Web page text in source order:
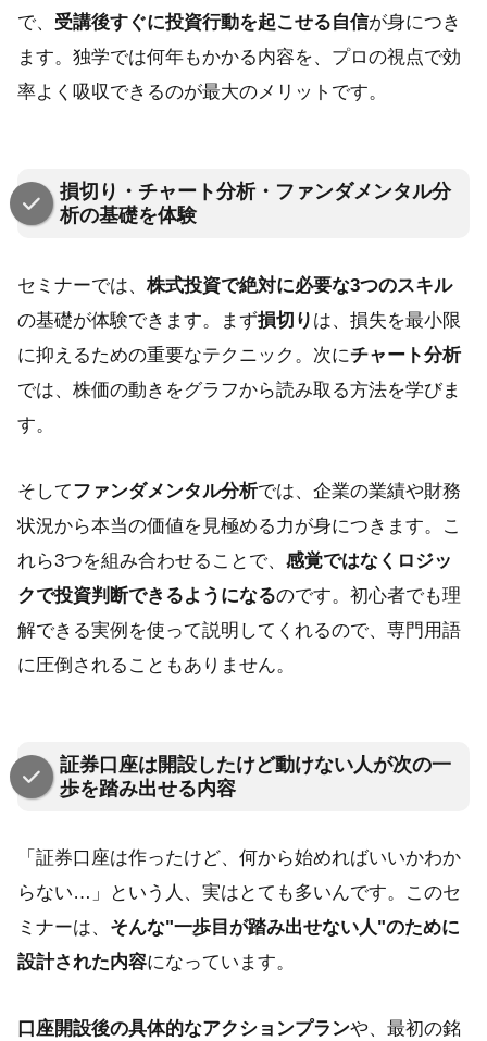
で、 受講後すぐに投資行動を起こせる自信が身につき
ます。独学では何年もかかる内容を、プロの視点で効
率よく吸収できるのが最大のメリットです。
損切り・チャート分析・ファンダメンタル分
析の基礎を体験
セミナーでは、 株式投資で絶対に必要な3つのスキル
の基礎が体験できます。まず損切り は、損失を最小限
に抑えるための重要なテクニック。次にチャート分析
では、株価の動きをグラフから読み取る方法を学びま
す。
そしてファンダメンタル分析では、企業の業績や財務
状況から本当の価値を見極める力が身につきます。こ
れら3つを組み合わせることで、 感覚ではなくロジッ
クで投資判断できるようになるのです。初心者でも理
解できる実例を使って説明してくれるので、専門用語
に圧倒されることもありません。
証券口座は開設したけど動けない人が次の一
歩を踏み出せる内容
「証券口座は作ったけど、何から始めればいいかわか
らない…」という人、実はとても多いんです。このセ
ミナーは、 そんな"一歩目が踏み出せない人"のために
設計された内容になっています。
口座開設後の具体的なアクションプランや、最初の銘